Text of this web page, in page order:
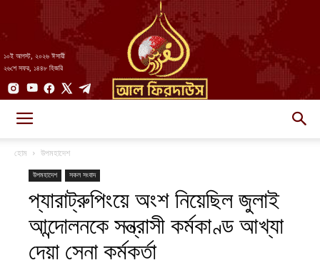
১০ই আগস্ট, ২০২৬ ঈসায়ী
২৬শে সফর, ১৪৪৮ হিজরি
||
হোম উপমহাদেশ
উপমহাদেশ সকল সংবাদ
প্যারাট্রুপিংয়ে অংশ নিয়েছিল জুলাই
আন্দোলনকে সন্ত্রাসী কর্মকাণ্ড আখ্যা
দেয়া সেনা কর্মকর্তা